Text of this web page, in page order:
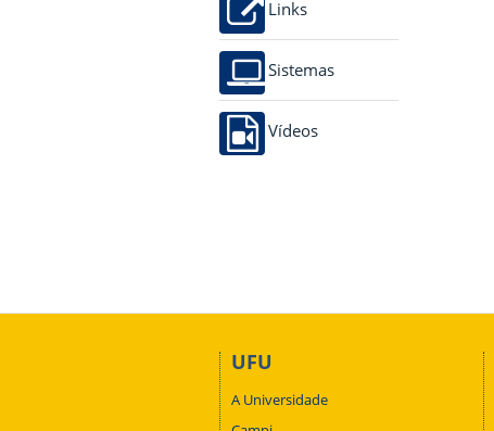
Links
Sistemas
Vídeos
UFU
A Universidade